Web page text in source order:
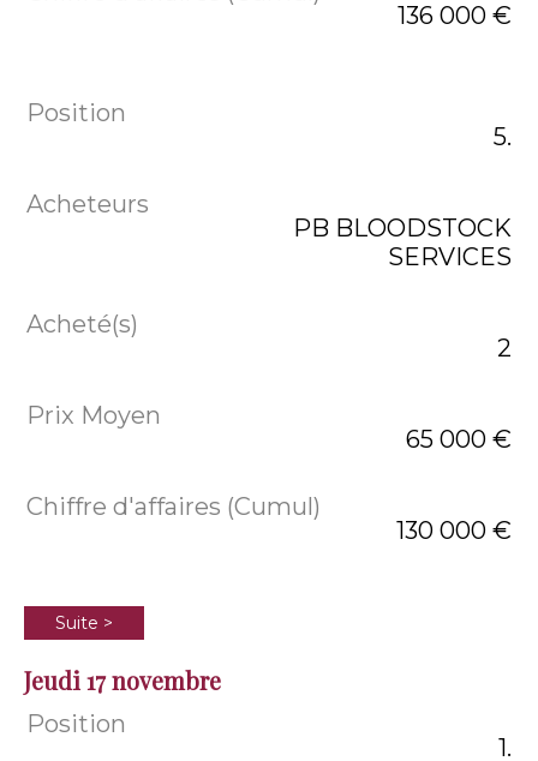
136 000 €
5.
PB BLOODSTOCK
SERVICES
2
65 000 €
130 000 €
Suite >
Jeudi 17 novembre
1.